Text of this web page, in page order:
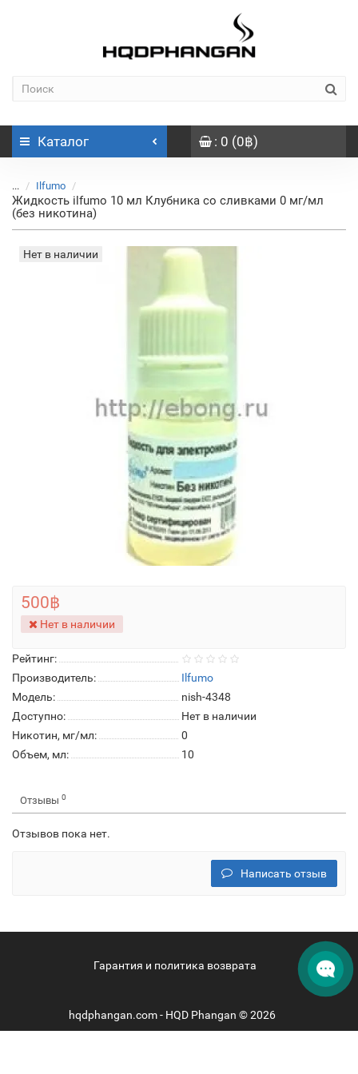
Каталог : 0 (0฿)
... Ilfumo
Жидкость ilfumo 10 мл Клубника со сливками 0 мг/мл
(без никотина)
Нет в наличии
Рейтинг:
Производитель:
Ilfumo
Модель:
nish-4348
Доступно:
Нет в наличии
Никотин, мг/мл:
0
Объем, мл:
10
500฿
Нет в наличии
Отзывы 0
Отзывов пока нет.
Написать отзыв
Гарантия и политика возврата
hqdphangan.com - HQD Phangan © 2026